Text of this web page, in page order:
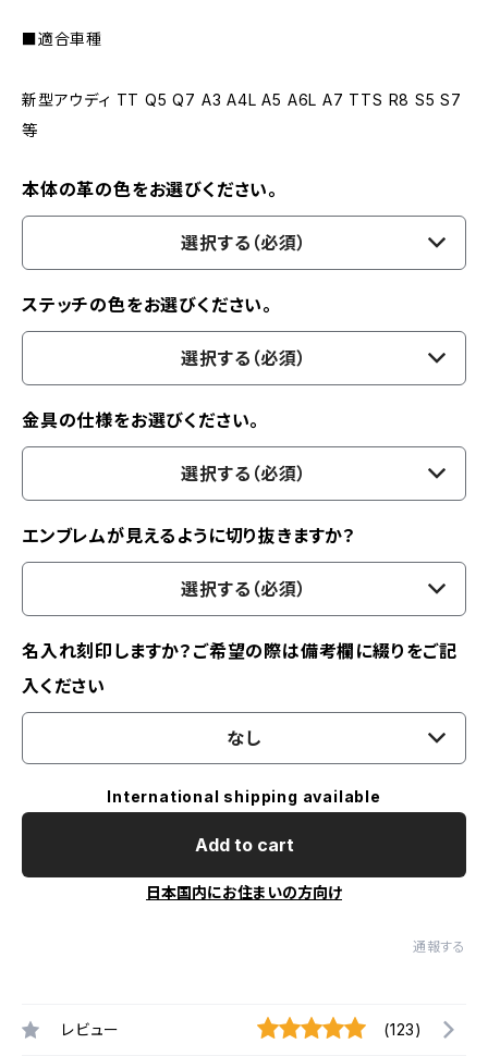
■適合車種
新型アウディ TT Q5 Q7 A3 A4L A5 A6L A7 TTS R8 S5 S7
等
本体の革の色をお選びください。
選択する（必須）
ステッチの色をお選びください。
選択する（必須）
金具の仕様をお選びください。
選択する（必須）
エンブレムが見えるように切り抜きますか？
選択する（必須）
名入れ刻印しますか？ご希望の際は備考欄に綴りをご記
入ください
なし
International shipping available
Add to cart
日本国内にお住まいの方向け
通報する
レビュー (123)